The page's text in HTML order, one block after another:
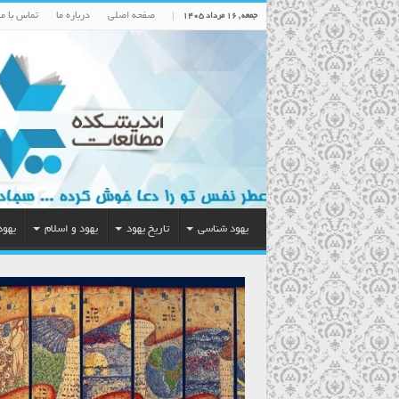
جمعه , ۱۶ مرداد ۱۴۰۵ صفحه اصلی درباره ما تماس با
یهود شناسی تاریخ یهود یهود و اسلام